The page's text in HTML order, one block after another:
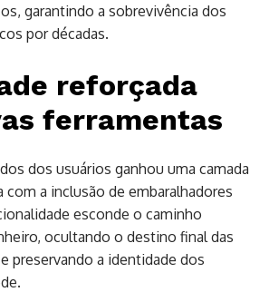
garantindo a sobrevivência dos
por décadas.
reforçada
ferramentas
dos usuários ganhou uma camada
com a inclusão de embaralhadores
esconde o caminho
ocultando o destino final das
preservando a identidade dos